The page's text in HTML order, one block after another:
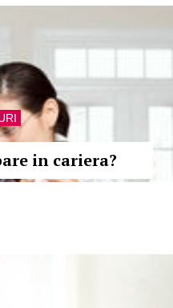
in cariera?